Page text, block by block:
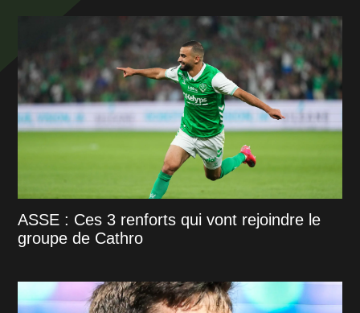
ASSE : Ces 3 renforts qui vont rejoindre le
groupe de Cathro